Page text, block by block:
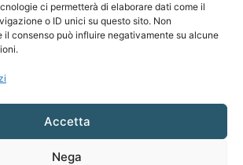
ci permetterà di elaborare dati come il
o ID unici su questo sito. Non
il consenso può influire negativamente su alcune
Accetta
Nega